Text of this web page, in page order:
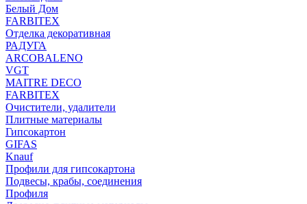
Белый Дом
FARBITEX
Отделка декоративная
РАДУГА
ARCOBALENO
VGT
MAITRE DECO
FARBITEX
Очистители, удалители
Плитные материалы
Гипсокартон
GIFAS
Knauf
Профили для гипсокартона
Подвесы, крабы, соединения
Профиля